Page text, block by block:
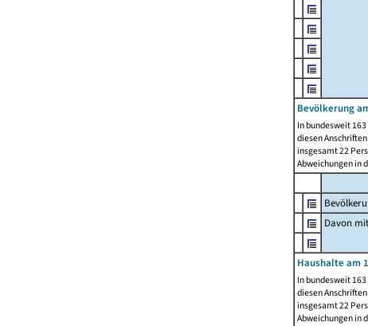
Bevölkerung
In bundesweit
diesen
insgesamt 22
Abweichungen in
Davon
Haushalte am
In bundesweit
diesen
insgesamt 22
Abweichungen in